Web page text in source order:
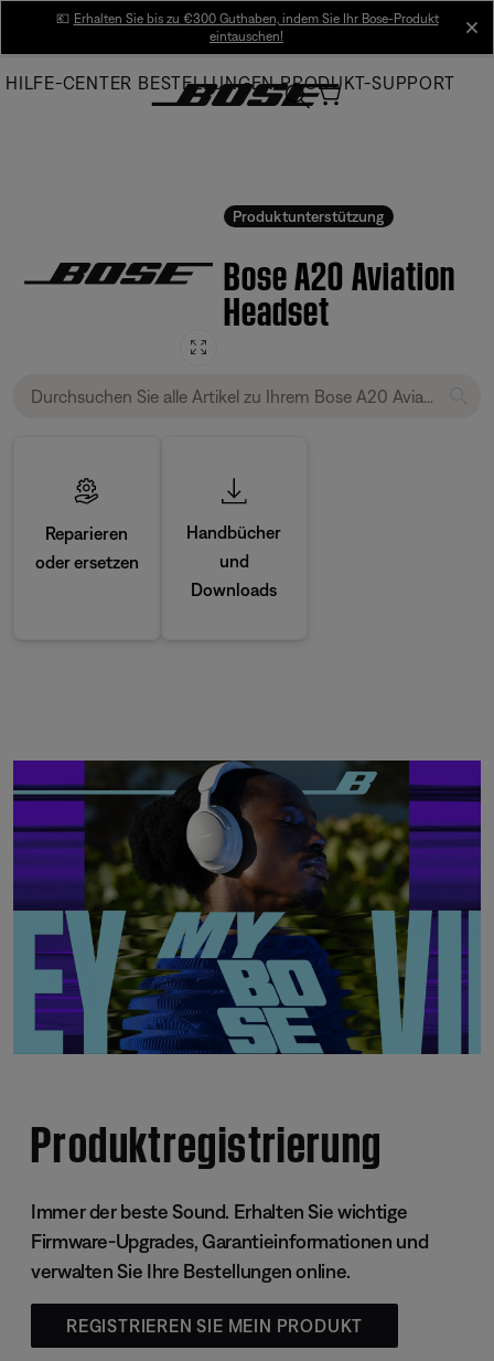
Main
💶 Erhalten Sie bis zu €300 Guthaben, indem Sie Ihr Bose-Produkt
eintauschen!
HILFE-CENTER BESTELLUNGEN PRODUKT-SUPPORT
Produktunterstützung
Bose A20 Aviation
Headset
Reparieren
oder ersetzen
Handbücher
und
Downloads
Produktregistrierung
Immer der beste Sound. Erhalten Sie wichtige
Firmware-Upgrades, Garantieinformationen und
verwalten Sie Ihre Bestellungen online.
REGISTRIEREN SIE MEIN PRODUKT